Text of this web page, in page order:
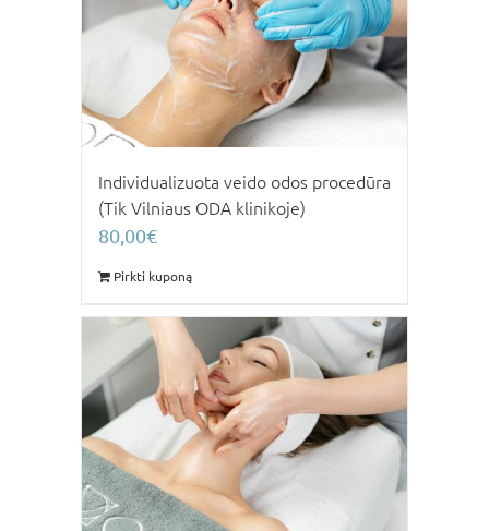
Individualizuota veido odos procedūra
(Tik Vilniaus ODA klinikoje)
80,00€
Pirkti kuponą